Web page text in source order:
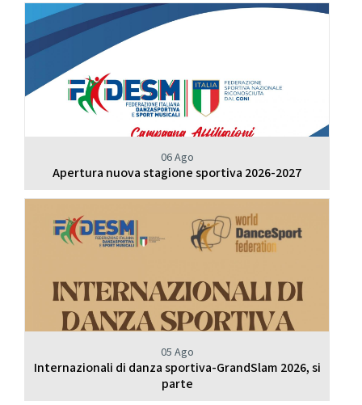
06 Ago
Apertura nuova stagione sportiva 2026-2027
05 Ago
Internazionali di danza sportiva-GrandSlam 2026, si
parte